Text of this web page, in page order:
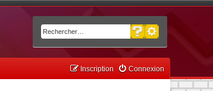
Rechercher
Recherche avancée
Connexion
Inscription